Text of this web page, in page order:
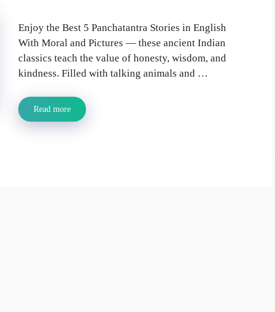
Enjoy the Best 5 Panchatantra Stories in English
With Moral and Pictures — these ancient Indian
classics teach the value of honesty, wisdom, and
kindness. Filled with talking animals and …
Read more